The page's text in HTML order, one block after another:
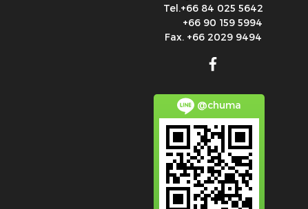
Tel.+66 84 025 5642
+66 90 159 5994
Fax. +66 2029 9494
@chuma